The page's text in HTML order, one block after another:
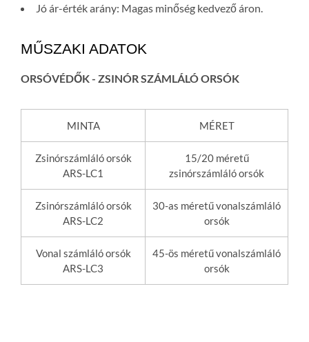
Jó ár-érték arány: Magas minőség kedvező áron.
MŰSZAKI ADATOK
ORSÓVÉDŐK - ZSINÓR SZÁMLÁLÓ ORSÓK
MINTA MÉRET
Zsinórszámláló orsók
ARS-LC1
15/20 méretű
zsinórszámláló orsók
Zsinórszámláló orsók
ARS-LC2
30-as méretű vonalszámláló
orsók
Vonal számláló orsók
ARS-LC3
45-ös méretű vonalszámláló
orsók